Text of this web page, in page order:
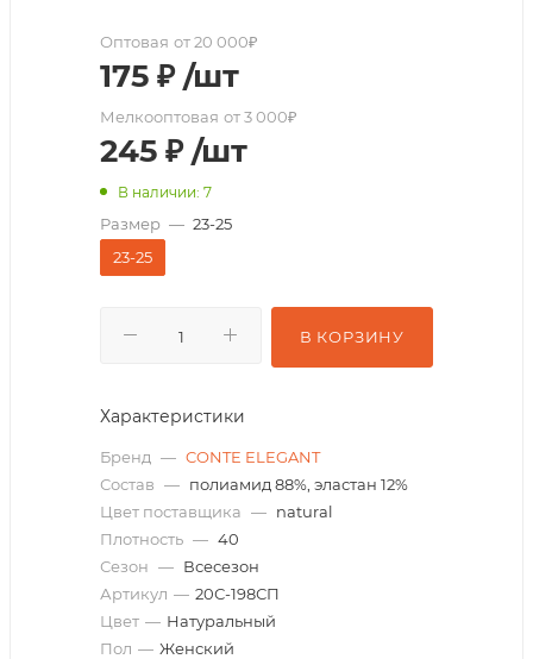
Оптовая от 20 000₽
175 ₽ /шт
Мелкооптовая от 3 000₽
245 ₽ /шт
В наличии: 7
Размер — 23-25
23-25
В КОРЗИНУ
Характеристики
Бренд — CONTE ELEGANT
Состав — полиамид 88%, эластан 12%
Цвет поставщика — natural
Плотность — 40
Сезон — Всесезон
Артикул — 20С-198СП
Цвет — Натуральный
Пол — Женский